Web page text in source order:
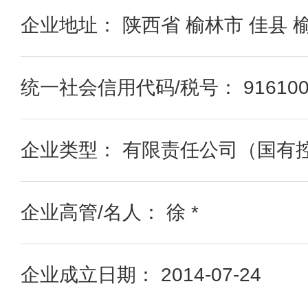
企业地址： 陕西省 榆林市 佳县
统一社会信用代码/税号：
企业类型： 有限责任公司（国有
企业高管/名人： 徐 *
企业成立日期： 2014-07-24